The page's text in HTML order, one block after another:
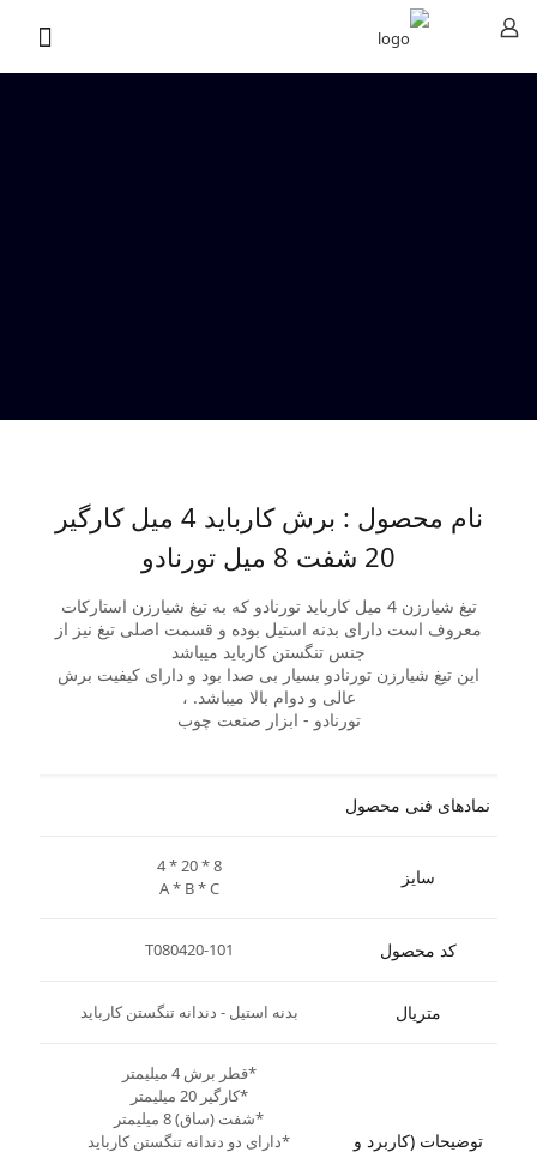
نام محصول : برش کارباید 4 میل کارگیر
20 شفت 8 میل تورنادو
تیغ شیارزن 4 میل کارباید تورنادو که به تیغ شیارزن استارکات
معروف است دارای بدنه استیل بوده و قسمت اصلی تیغ نیز از
جنس تنگستن کارباید میباشد
این تیغ شیارزن تورنادو بسیار بی صدا بود و دارای کیفیت برش
عالی و دوام بالا میباشد. ،
تورنادو - ابزار صنعت چوب
نمادهای فنی محصول
سایز
4 * 20 * 8
A * B * C
کد محصول T080420-101
متریال بدنه استیل - دندانه تنگستن کارباید
توضیحات (کاربرد و
*قطر برش 4 میلیمتر
*کارگیر 20 میلیمتر
*شفت (ساق) 8 میلیمتر
*دارای دو دندانه تنگستن کارباید